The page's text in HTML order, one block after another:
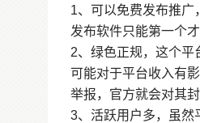
1、可以免费发布推广
发布软件只能第一个
2、绿色正规，这个
可能对于平台收入有
举报，官方就会对其
3、活跃用户多，虽然